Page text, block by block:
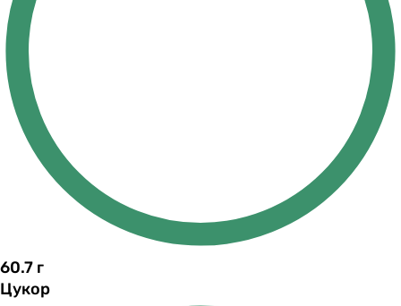
60.7 г
Цукор